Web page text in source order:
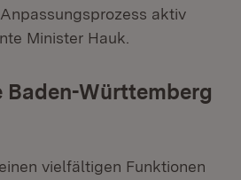
aktiv
Minister Hauk.
Württemberg
vielfältigen Funktionen